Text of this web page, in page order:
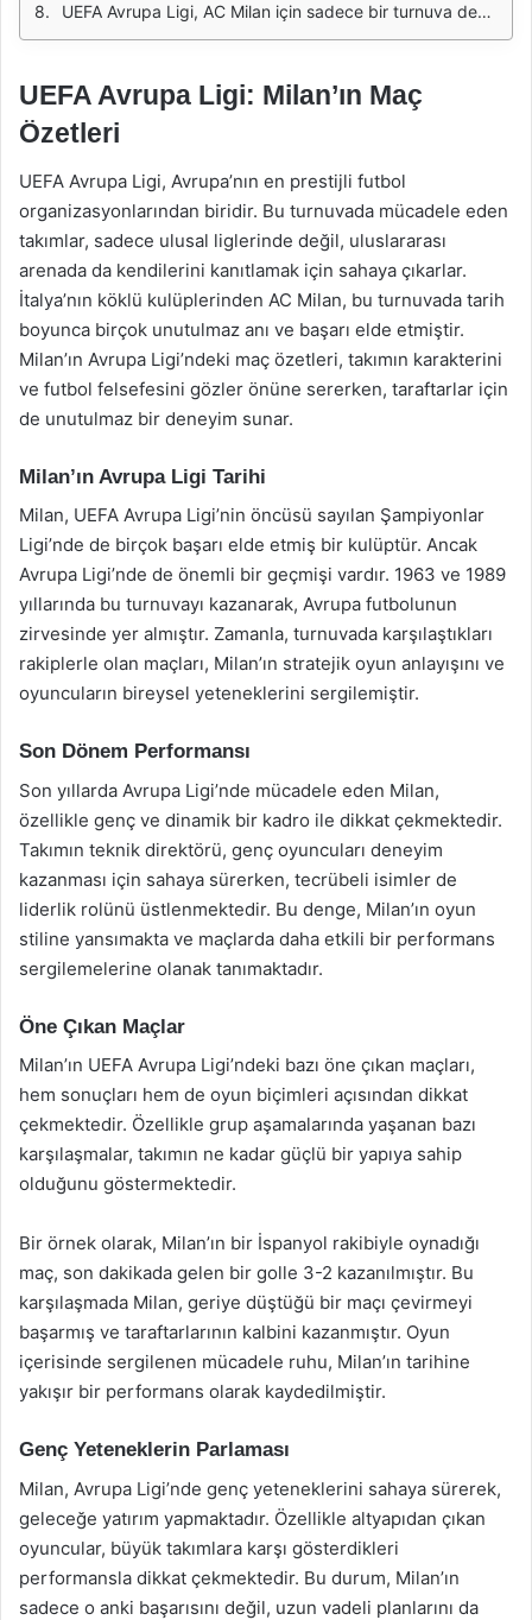
UEFA Avrupa Ligi, AC Milan için sadece bir turnuva değil, aynı zamanda tarihi ve kültürel bir mirasın parçasıdır. Takımın geçmişteki başarıları, bugünkü hedefleri için bir ilham kaynağı olurken, taraftarlarının desteği de her zaman önemli bir faktör olmuştur. Gelecek sezonlarda Milan'ın Avrupa'daki mücadelesi, futbol dünyasında heyecanla takip edilmeye devam edecektir.
UEFA Avrupa Ligi: Milan’ın Maç
Özetleri
UEFA Avrupa Ligi, Avrupa’nın en prestijli futbol
organizasyonlarından biridir. Bu turnuvada mücadele eden
takımlar, sadece ulusal liglerinde değil, uluslararası
arenada da kendilerini kanıtlamak için sahaya çıkarlar.
İtalya’nın köklü kulüplerinden AC Milan, bu turnuvada tarih
boyunca birçok unutulmaz anı ve başarı elde etmiştir.
Milan’ın Avrupa Ligi’ndeki maç özetleri, takımın karakterini
ve futbol felsefesini gözler önüne sererken, taraftarlar için
de unutulmaz bir deneyim sunar.
Milan’ın Avrupa Ligi Tarihi
Milan, UEFA Avrupa Ligi’nin öncüsü sayılan Şampiyonlar
Ligi’nde de birçok başarı elde etmiş bir kulüptür. Ancak
Avrupa Ligi’nde de önemli bir geçmişi vardır. 1963 ve 1989
yıllarında bu turnuvayı kazanarak, Avrupa futbolunun
zirvesinde yer almıştır. Zamanla, turnuvada karşılaştıkları
rakiplerle olan maçları, Milan’ın stratejik oyun anlayışını ve
oyuncuların bireysel yeteneklerini sergilemiştir.
Son Dönem Performansı
Son yıllarda Avrupa Ligi’nde mücadele eden Milan,
özellikle genç ve dinamik bir kadro ile dikkat çekmektedir.
Takımın teknik direktörü, genç oyuncuları deneyim
kazanması için sahaya sürerken, tecrübeli isimler de
liderlik rolünü üstlenmektedir. Bu denge, Milan’ın oyun
stiline yansımakta ve maçlarda daha etkili bir performans
sergilemelerine olanak tanımaktadır.
Öne Çıkan Maçlar
Milan’ın UEFA Avrupa Ligi’ndeki bazı öne çıkan maçları,
hem sonuçları hem de oyun biçimleri açısından dikkat
çekmektedir. Özellikle grup aşamalarında yaşanan bazı
karşılaşmalar, takımın ne kadar güçlü bir yapıya sahip
olduğunu göstermektedir.
Bir örnek olarak, Milan’ın bir İspanyol rakibiyle oynadığı
maç, son dakikada gelen bir golle 3-2 kazanılmıştır. Bu
karşılaşmada Milan, geriye düştüğü bir maçı çevirmeyi
başarmış ve taraftarlarının kalbini kazanmıştır. Oyun
içerisinde sergilenen mücadele ruhu, Milan’ın tarihine
yakışır bir performans olarak kaydedilmiştir.
Genç Yeteneklerin Parlaması
Milan, Avrupa Ligi’nde genç yeteneklerini sahaya sürerek,
geleceğe yatırım yapmaktadır. Özellikle altyapıdan çıkan
oyuncular, büyük takımlara karşı gösterdikleri
performansla dikkat çekmektedir. Bu durum, Milan’ın
sadece o anki başarısını değil, uzun vadeli planlarını da